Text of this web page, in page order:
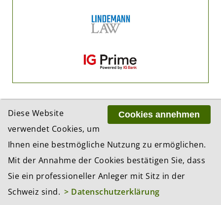
ADRESSE
BCP Business Content Production GmbH
Gotthardstrasse 38
8002 Zürich
Cookies annehmen
Diese Website
verwendet Cookies, um
Ihnen eine bestmögliche Nutzung zu ermöglichen.
Mit der Annahme der Cookies bestätigen Sie, dass
Sie ein professioneller Anleger mit Sitz in der
Schweiz sind. > Datenschutzerklärung